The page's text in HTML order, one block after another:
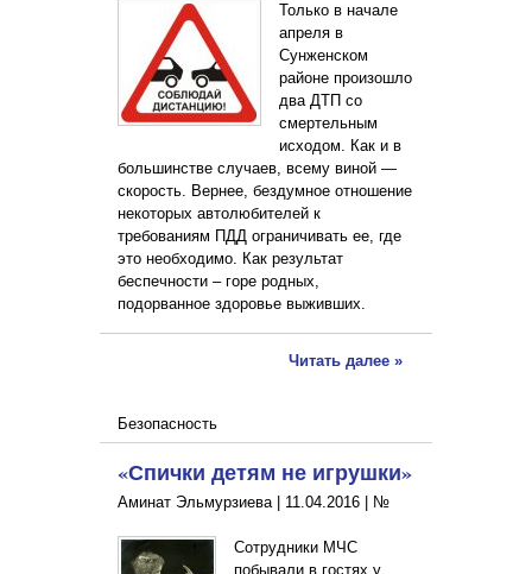
Только в начале
апреля в
Сунженском
районе произошло
два ДТП со
смертельным
исходом. Как и в
большинстве случаев, всему виной —
скорость. Вернее, бездумное отношение
некоторых автолюбителей к
требованиям ПДД ограничивать ее, где
это необходимо. Как результат
беспечности – горе родных,
подорванное здоровье выживших.
Читать далее »
Безопасность
«Спички детям не игрушки»
Аминат Эльмурзиева | 11.04.2016 №
Сотрудники МЧС
побывали в гостях у